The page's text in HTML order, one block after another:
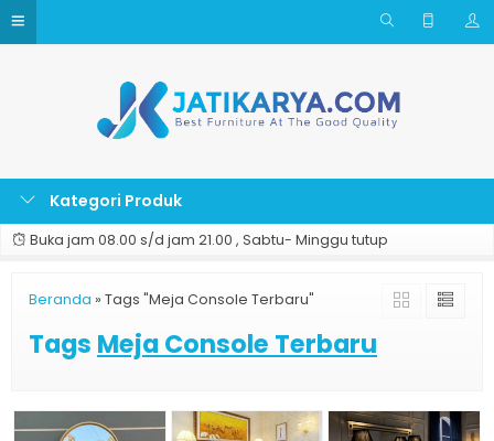
Kategori Produk
Buka jam 08.00 s/d jam 21.00 , Sabtu- Minggu tutup
Beranda » Tags "Meja Console Terbaru"
Tags Meja Console Terbaru